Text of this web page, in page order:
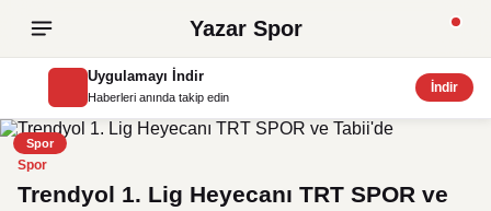
Yazar Spor
Uygulamayı İndir
Haberleri anında takip edin
İndir
Spor
Spor
Trendyol 1. Lig Heyecanı TRT SPOR ve